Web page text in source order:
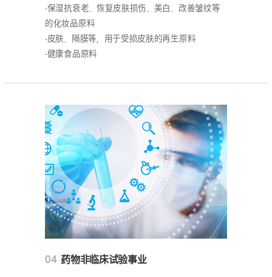
-保湿抗衰老、恢复皮肤损伤、美白、改善皱纹等
的化妆品原料
-皮肤、隔膜等，用于受损皮肤的再生原料
-健康食品原料
04 药物非临床试验事业